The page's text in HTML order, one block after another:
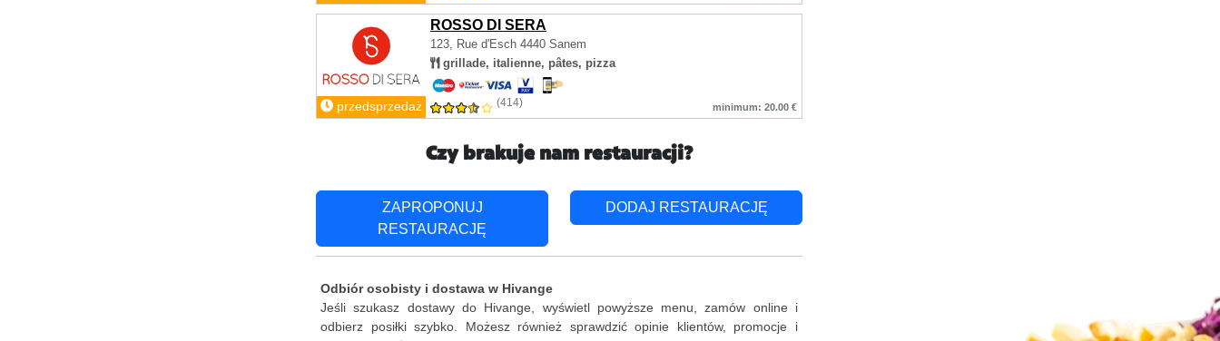
ROSSO DI SERA
123, Rue d'Esch 4440 Sanem
grillade, italienne, pâtes, pizza
przedsprzedaż (414) minimum: 20.00 €
Czy brakuje nam restauracji?
ZAPROPONUJ
RESTAURACJĘ
DODAJ RESTAURACJĘ
Odbiór osobisty i dostawa w Hivange
Jeśli szukasz dostawy do Hivange, wyświetl powyższe menu, zamów online i
odbierz posiłki szybko. Możesz również sprawdzić opinie klientów, promocje i